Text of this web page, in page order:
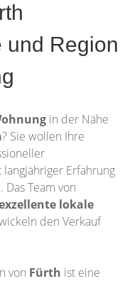
und Region
in der Nähe
? Sie wollen Ihre
langjähriger Erfahrung
Team von
lokale
den Verkauf
von Fürth ist eine